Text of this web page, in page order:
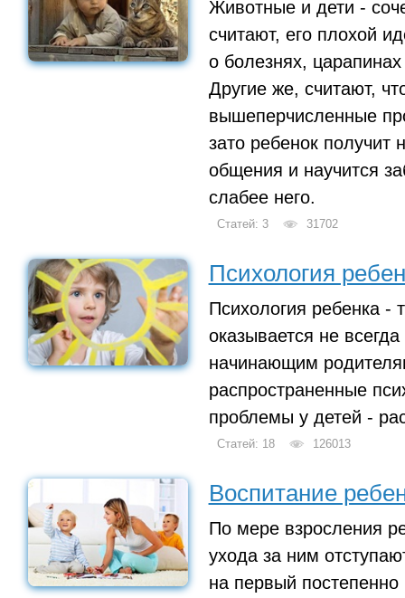
Животные и дети -
считают, его плохой
о болезнях,
Другие же, считают,
вышеперчисленные
зато ребенок получит
общения и научится
слабее него.
Статей: 3 31702
Психология
Психология ребенка -
оказывается не
начинающим
распространенные
проблемы у детей -
Статей: 18 126013
Воспитание
По мере взросления
ухода за ним
на первый